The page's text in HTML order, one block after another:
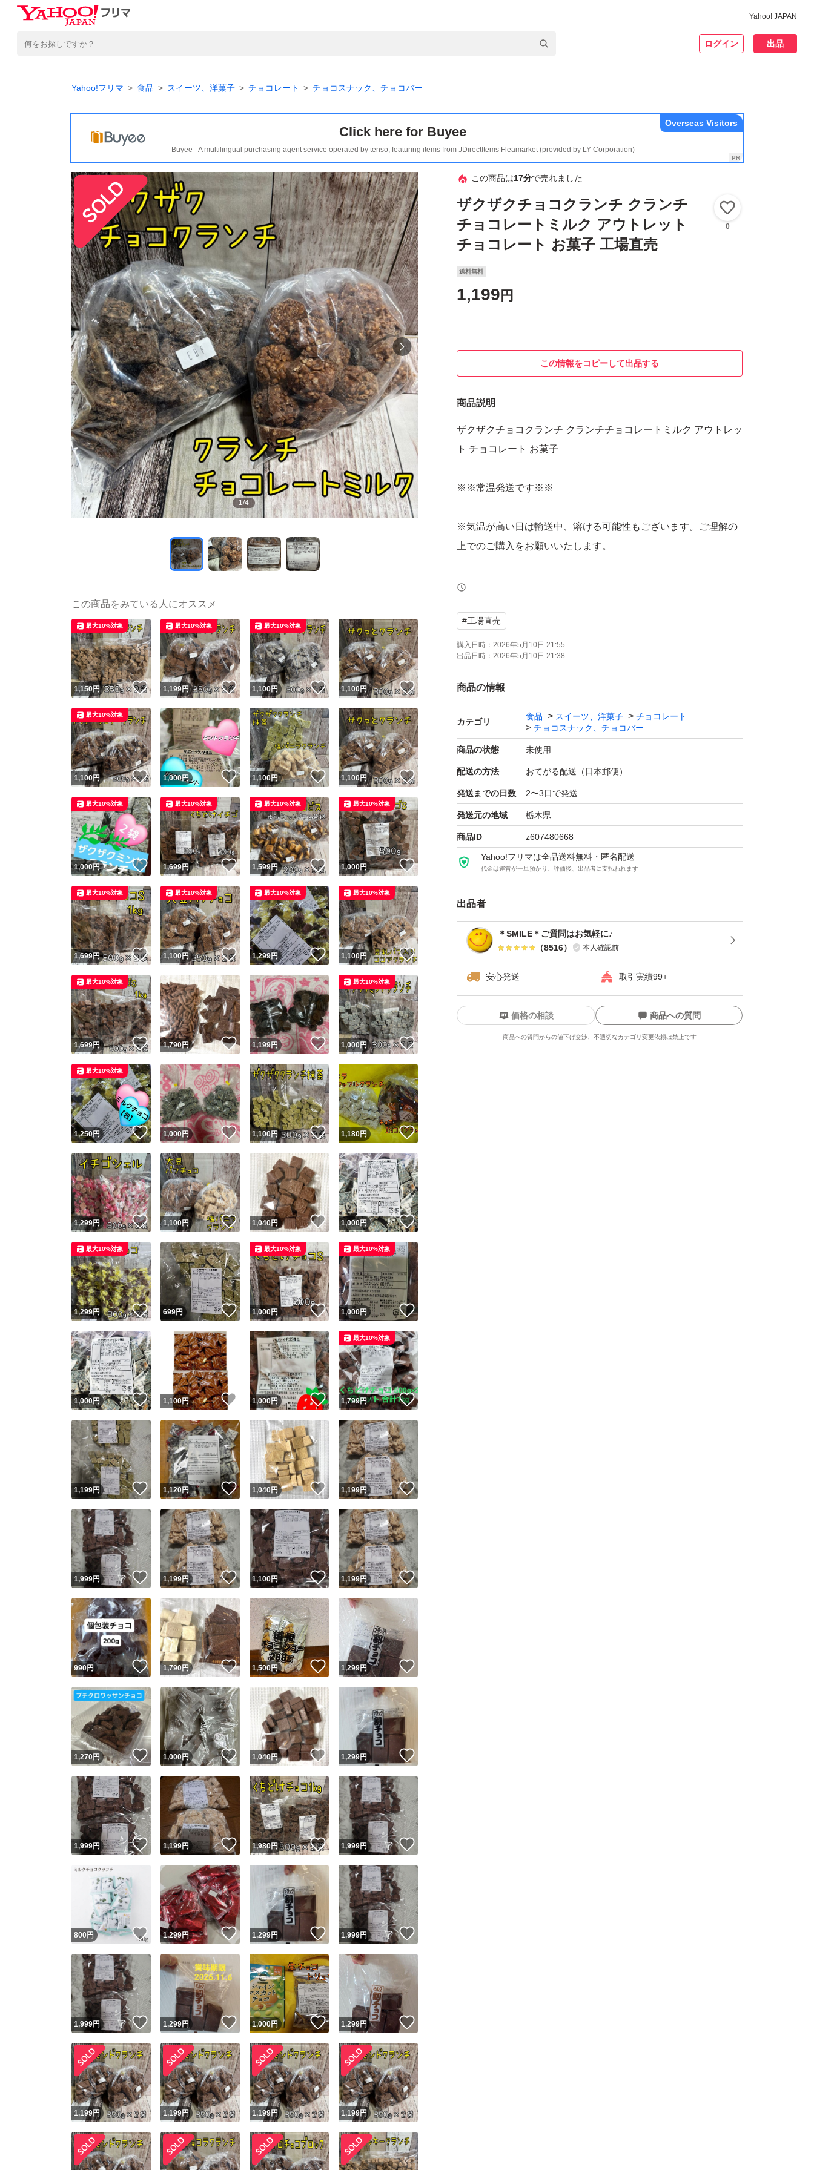
Yahoo! JAPAN
ログイン 出品
Yahoo!フリマ 食品 スイーツ、洋菓子 チョコレート チョコスナック、チョコバー
Click here for Buyee
Buyee - A multilingual purchasing agent service operated by tenso, featuring items from JDirectItems Fleamarket (provided by LY Corporation)
Overseas Visitors
1/4
この商品は17分で売れました
ザクザクチョコクランチ クランチ
チョコレートミルク アウトレット
チョコレート お菓子 工場直売
0
送料無料
1,199 円
この情報をコピーして出品する
商品説明
ザクザクチョコクランチ クランチチョコレートミルク アウトレッ
ト チョコレート お菓子
※※常温発送です※※
※気温が高い日は輸送中、溶ける可能性もございます。ご理解の
上でのご購入をお願いいたします。
某テーマパークのチョコクランチで有名なチョコレート工場のア
ウトレット商品です。最初から欠け割れ等ありますが美味しくお
召し上がりいただけます^_^
●クランチチョコレートミルク 160g
※国内製造のチョコレートを使った裸品のクランチチョコです。
●ザクザクチョコクランチ 300g
●賞味期限、原材料等は画像3.4枚目をご覧ください。
※ゆうパケット（窓口手渡し）での発送です。厚さがギリギリの
ため、緩衝材なし、宅配ビニール袋と封筒での梱包となります。
※他にも、アウトレットお菓子出品しております。
特徴...アウトレット
パッケージ...大容量
#工場直売
購入日時： 2026年5月10日 21:55
出品日時： 2026年5月10日 21:38
商品の情報
カテゴリ
食品 スイーツ、洋菓子
チョコレート
チョコスナック、チョコバー
商品の状態 未使用
配送の方法 おてがる配送（日本郵便）
発送までの日数 2〜3日で発送
発送元の地域 栃木県
商品ID z607480668
Yahoo!フリマは全品送料無料・匿名配送
代金は運営が一旦預かり、評価後、出品者に支払われます
出品者
＊SMILE＊ご質問はお気軽に♪
（8516） 本人確認前
安心発送 取引実績99+
ユーザーの実績について
Yahoo!フリマが定めた一定の基準を満たしたユーザーにバッジを付与しています
安心取引出品者
安心取引出品者 Yahoo!フリマの基準をクリアした安心・安全なユーザーです
取引実績
取引実績◯+ このユーザーはYahoo!フリマの取引を完了させた実績があります
他フリマ実績◯+ このユーザーは他フリマサービスでの取引実績があります
スピード&安心発送
※このバッジは実績に基づく表示であり、発送を保証しているものではありません
スピード＆安心発送
このユーザーは高頻度で24時間以内＆設定した発送日数内に発送してい
ます
スピード発送 このユーザーは高頻度で24時間以内に発送しています
安心発送 このユーザーは設定した発送日数内に発送しています
価格の相談 商品への質問
商品への質問からの値下げ交渉、不適切なカテゴリ変更依頼は禁止です
この商品の情報をコピーします
商品画像の無断転載は禁止されています
コピーは1商品につき1回です
出品ページへ
キャンセル
この商品をみている人にオススメ
1,150円 いいね！
最大10%対象
1,199円 いいね！
最大10%対象
1,100円 いいね！
最大10%対象
1,100円 いいね！
1,100円 いいね！
最大10%対象
1,000円 いいね！
1,100円 いいね！
1,100円 いいね！
1,000円 いいね！
最大10%対象
1,699円 いいね！
最大10%対象
1,599円 いいね！
最大10%対象
1,000円 いいね！
最大10%対象
1,699円 いいね！
最大10%対象
1,100円 いいね！
最大10%対象
1,299円 いいね！
最大10%対象
1,100円 いいね！
最大10%対象
1,699円 いいね！
最大10%対象
1,790円 いいね！
1,199円 いいね！
1,000円 いいね！
最大10%対象
1,250円 いいね！
最大10%対象
1,000円 いいね！
1,100円 いいね！
1,180円 いいね！
1,299円 いいね！
1,100円 いいね！
1,040円 いいね！
1,000円 いいね！
1,299円 いいね！
最大10%対象
699円 いいね！
1,000円 いいね！
最大10%対象
1,000円 いいね！
最大10%対象
1,000円 いいね！
1,100円 いいね！
1,000円 いいね！
1,799円 いいね！
最大10%対象
1,199円 いいね！
1,120円 いいね！
1,040円 いいね！
1,199円 いいね！
1,999円 いいね！
1,199円 いいね！
1,100円 いいね！
1,199円 いいね！
990円 いいね！
1,790円 いいね！
1,500円 いいね！
1,299円
1,270円 いいね！
1,000円 いいね！
1,040円 いいね！
1,299円
1,999円 いいね！
1,199円 いいね！
1,980円 いいね！
1,999円
800 円 いいね！
1,299円 いいね！
1,299円 いいね！
1,999円
1,999円 いいね！
1,299円 いいね！
1,000円 いいね！
1,299円
1,199円 1,199円 1,199円 1,199円